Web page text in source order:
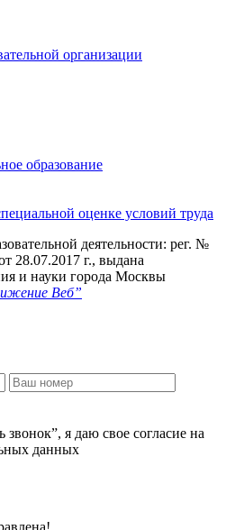
организации
образование
оценке условий труда
деятельности: рег. №
28.07.2017 г., выдана
и науки города Москвы
Веб”
я даю свое согласие на
данных